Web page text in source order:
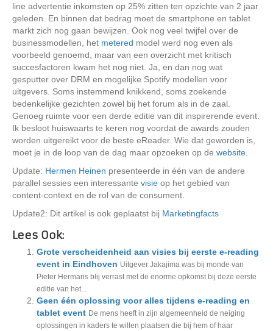
line advertentie inkomsten op 25% zitten ten opzichte van 2 jaar
geleden. En binnen dat bedrag moet de smartphone en tablet
markt zich nog gaan bewijzen. Ook nog veel twijfel over de
businessmodellen, het metered model werd nog even als
voorbeeld genoemd, maar van een overzicht met kritisch
succesfactoren kwam het nog niet. Ja, en dan nog wat
gesputter over DRM en mogelijke Spotify modellen voor
uitgevers. Soms instemmend knikkend, soms zoekende
bedenkelijke gezichten zowel bij het forum als in de zaal.
Genoeg ruimte voor een derde editie van dit inspirerende event.
Ik besloot huiswaarts te keren nog voordat de awards zouden
worden uitgereikt voor de beste eReader. Wie dat geworden is,
moet je in de loop van de dag maar opzoeken op de website.
Update: Hermen Heinen presenteerde in één van de andere
parallel sessies een interessante visie op het gebied van
content-context en de rol van de consument.
Update2: Dit artikel is ook geplaatst bij Marketingfacts
Lees Ook:
Grote verscheidenheid aan visies bij eerste e-reading
event in Eindhoven Uitgever Jakajima was bij monde van
Pieter Hermans blij verrast met de enorme opkomst bij deze eerste
editie van het...
Geen één oplossing voor alles tijdens e-reading en
tablet event De mens heeft in zijn algemeenheid de neiging
oplossingen in kaders te willen plaatsen die bij hem of haar